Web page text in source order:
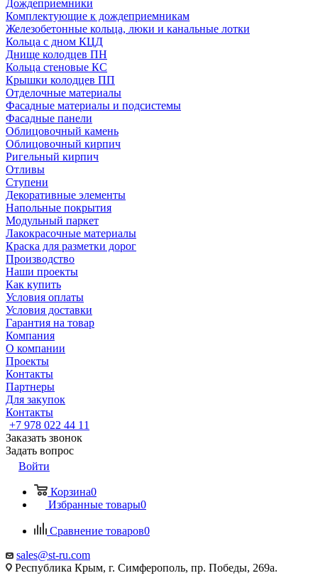
Дождеприемники
Комплектующие к дождеприемникам
Железобетонные кольца, люки и канальные лотки
Кольца с дном КЦД
Днище колодцев ПН
Кольца стеновые КС
Крышки колодцев ПП
Отделочные материалы
Фасадные материалы и подсистемы
Фасадные панели
Облицовочный камень
Облицовочный кирпич
Ригельный кирпич
Отливы
Ступени
Декоративные элементы
Напольные покрытия
Модульный паркет
Лакокрасочные материалы
Краска для разметки дорог
Производство
Наши проекты
Как купить
Условия оплаты
Условия доставки
Гарантия на товар
Компания
О компании
Проекты
Контакты
Партнеры
Для закупок
Контакты
+7 978 022 44 11
Заказать звонок
Задать вопрос
Войти
Корзина0
Избранные товары0
Сравнение товаров0
sales@st-ru.com
Республика Крым, г. Симферополь, пр. Победы, 269а.